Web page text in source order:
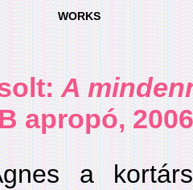
WORKS
A
apropó,
a